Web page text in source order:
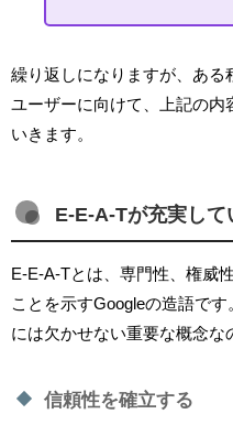
繰り返しになりますが、ある
ユーザーに向けて、上記の内
いきます。
E-E-A-Tが充実して
E-E-A-Tとは、専門性、権威
ことを示すGoogleの造語で
には欠かせない重要な概念な
信頼性を確立する